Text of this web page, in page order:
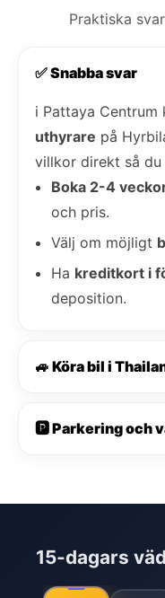
Praktiska
✅ Snabba svar
i Pattaya Centrum
uthyrare på
villkor direkt så
Boka 2-4
och pris.
Välj om möjligt
Ha kreditkort i
deposition.
🚙 Köra bil i
🅿️ Parkering och
15-dagars